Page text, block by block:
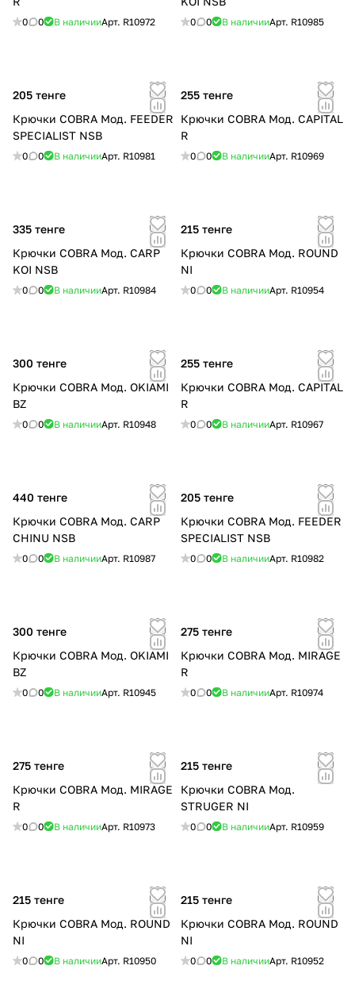
0 0 В наличииАрт. R10972 0 0 В наличииАрт. R10985
205 тенге
Крючки COBRA Мод. FEEDER
SPECIALIST NSB
0 0 В наличииАрт. R10981
255 тенге
Крючки COBRA Мод. CAPITAL
R
0 0 В наличииАрт. R10969
335 тенге
Крючки COBRA Мод. CARP
KOI NSB
0 0 В наличииАрт. R10984
215 тенге
Крючки COBRA Мод. ROUND
NI
0 0 В наличииАрт. R10954
300 тенге
Крючки COBRA Мод. OKIAMI
BZ
0 0 В наличииАрт. R10948
255 тенге
Крючки COBRA Мод. CAPITAL
R
0 0 В наличииАрт. R10967
440 тенге
Крючки COBRA Мод. CARP
CHINU NSB
0 0 В наличииАрт. R10987
205 тенге
Крючки COBRA Мод. FEEDER
SPECIALIST NSB
0 0 В наличииАрт. R10982
300 тенге
Крючки COBRA Мод. OKIAMI
BZ
0 0 В наличииАрт. R10945
275 тенге
Крючки COBRA Мод. MIRAGE
R
0 0 В наличииАрт. R10974
275 тенге
Крючки COBRA Мод. MIRAGE
R
0 0 В наличииАрт. R10973
215 тенге
Крючки COBRA Мод.
STRUGER NI
0 0 В наличииАрт. R10959
215 тенге
Крючки COBRA Мод. ROUND
NI
0 0 В наличииАрт. R10950
215 тенге
Крючки COBRA Мод. ROUND
NI
0 0 В наличииАрт. R10952